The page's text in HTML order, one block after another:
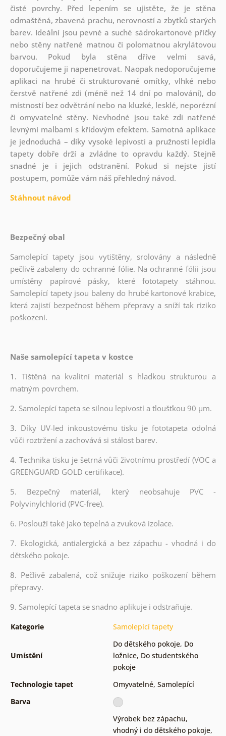
čisté povrchy. Před lepením se ujistěte, že je stěna
odmaštěná, zbavená prachu, nerovností a zbytků starých
barev. Ideální jsou pevné a suché sádrokartonové příčky
nebo stěny natřené matnou či polomatnou akrylátovou
barvou. Pokud byla stěna dříve velmi savá,
doporučujeme ji napenetrovat. Naopak nedoporučujeme
aplikaci na hrubé či strukturované omítky, vlhké nebo
čerstvě natřené zdi (méně než 14 dní po malování), do
místností bez odvětrání nebo na kluzké, lesklé, neporézní
či omyvatelné stěny. Nevhodné jsou také zdi natřené
levnými malbami s křídovým efektem. Samotná aplikace
je jednoduchá – díky vysoké lepivosti a pružnosti lepidla
tapety dobře drží a zvládne to opravdu každý. Stejně
snadné je i jejich odstranění. Pokud si nejste jistí
postupem, pomůže vám náš přehledný návod.
Stáhnout návod
Bezpečný obal
Samolepící tapety jsou vytištěny, srolovány a následně
pečlivě zabaleny do ochranné fólie. Na ochranné fólii jsou
umístěny papírové pásky, které fototapety stáhnou.
Samolepící tapety jsou baleny do hrubé kartonové krabice,
která zajistí bezpečnost během přepravy a sníží tak riziko
poškození.
Naše samolepící tapeta v kostce
1. Tištěná na kvalitní materiál s hladkou strukturou a
matným povrchem.
2. Samolepící tapeta se silnou lepivostí a tloušťkou 90 µm.
3. Díky UV-led inkoustovému tisku je fototapeta odolná
vůči roztržení a zachovává si stálost barev.
4. Technika tisku je šetrná vůči životnímu prostředí (VOC a
GREENGUARD GOLD certifikace).
5. Bezpečný materiál, který neobsahuje PVC -
Polyvinylchlorid (PVC-free).
6. Poslouží také jako tepelná a zvuková izolace.
7. Ekologická, antialergická a bez zápachu - vhodná i do
dětského pokoje.
8. Pečlivě zabalená, což snižuje riziko poškození během
přepravy.
9. Samolepící tapeta se snadno aplikuje i odstraňuje.
Kategorie Samolepící tapety
Umístění
Do dětského pokoje, Do
ložnice, Do studentského
pokoje
Technologie tapet
Omyvatelné, Samolepící
Barva
Výrobek bez zápachu,
vhodný i do dětského pokoje,